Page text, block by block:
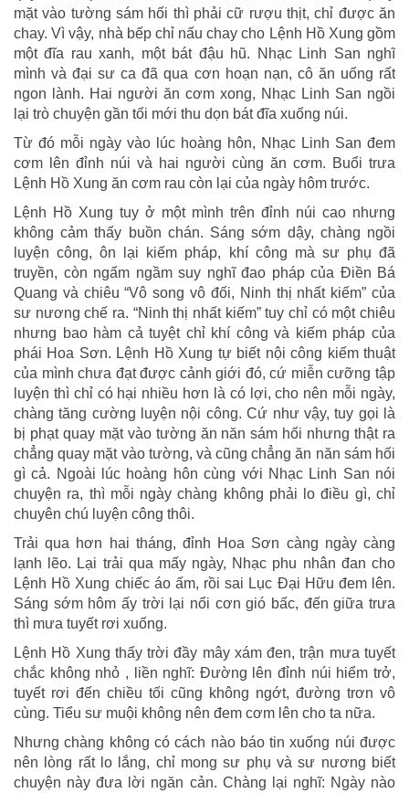
mặt vào tường sám hối thì phải cữ rượu thịt, chỉ được ăn
chay. Vì vậy, nhà bếp chỉ nấu chay cho Lệnh Hồ Xung gồm
một đĩa rau xanh, một bát đậu hũ. Nhạc Linh San nghĩ
mình và đại sư ca đã qua cơn hoạn nạn, cô ăn uống rất
ngon lành. Hai người ăn cơm xong, Nhạc Linh San ngồi
lại trò chuyện gần tối mới thu dọn bát đĩa xuống núi.
Từ đó mỗi ngày vào lúc hoàng hôn, Nhạc Linh San đem
cơm lên đỉnh núi và hai người cùng ăn cơm. Buổi trưa
Lệnh Hồ Xung ăn cơm rau còn lại của ngày hôm trước.
Lệnh Hồ Xung tuy ở một mình trên đỉnh núi cao nhưng
không cảm thấy buồn chán. Sáng sớm dậy, chàng ngồi
luyện công, ôn lại kiếm pháp, khí công mà sư phụ đã
truyền, còn ngấm ngầm suy nghĩ đao pháp của Điền Bá
Quang và chiêu “Vô song vô đối, Ninh thị nhất kiếm” của
sư nương chế ra. “Ninh thị nhất kiếm” tuy chỉ có một chiêu
nhưng bao hàm cả tuyệt chỉ khí công và kiếm pháp của
phái Hoa Sơn. Lệnh Hồ Xung tự biết nội công kiếm thuật
của mình chưa đạt được cảnh giới đó, cứ miễn cưỡng tập
luyện thì chỉ có hại nhiều hơn là có lợi, cho nên mỗi ngày,
chàng tăng cường luyện nội công. Cứ như vậy, tuy gọi là
bị phạt quay mặt vào tường ăn năn sám hối nhưng thật ra
chẳng quay mặt vào tường, và cũng chẳng ăn năn sám hối
gì cả. Ngoài lúc hoàng hôn cùng với Nhạc Linh San nói
chuyện ra, thì mỗi ngày chàng không phải lo điều gì, chỉ
chuyên chú luyện công thôi.
Trải qua hơn hai tháng, đỉnh Hoa Sơn càng ngày càng
lạnh lẽo. Lại trải qua mấy ngày, Nhạc phu nhân đan cho
Lệnh Hồ Xung chiếc áo ấm, rồi sai Lục Đại Hữu đem lên.
Sáng sớm hôm ấy trời lại nổi cơn gió bấc, đến giữa trưa
thì mưa tuyết rơi xuống.
Lệnh Hồ Xung thấy trời đầy mây xám đen, trận mưa tuyết
chắc không nhỏ , liền nghĩ: Đường lên đỉnh núi hiểm trở,
tuyết rơi đến chiều tối cũng không ngớt, đường trơn vô
cùng. Tiểu sư muội không nên đem cơm lên cho ta nữa.
Nhưng chàng không có cách nào báo tin xuống núi được
nên lòng rất lo lắng, chỉ mong sư phụ và sư nương biết
chuyện này đưa lời ngăn cản. Chàng lại nghĩ: Ngày nào